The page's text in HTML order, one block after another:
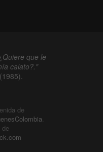
que le
calato?."
de
.
de